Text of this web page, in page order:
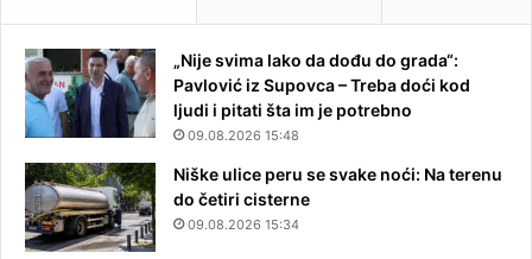
„Nije svima lako da dođu do grada“:
Pavlović iz Supovca – Treba doći kod
ljudi i pitati šta im je potrebno
09.08.2026 15:48
Niške ulice peru se svake noći: Na terenu
do četiri cisterne
09.08.2026 15:34